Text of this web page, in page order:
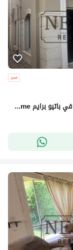
فيلا توين هاوس استلام فوري اقل من سعر السوق في باتيو برايم Patio Prime الشروق